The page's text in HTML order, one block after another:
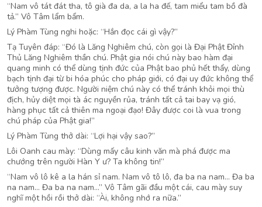
“Nam vô tát đát tha, tô già đa da, a la ha đế, tam miểu tam bồ đà
tả.” Vô Tâm lẩm bẩm.
Lý Phàm Tùng nghi hoặc: “Hắn đọc cái gì vậy?”
Tạ Tuyên đáp: “Đó là Lăng Nghiêm chú, còn gọi là Đại Phật Đỉnh
Thủ Lăng Nghiêm thần chú. Phật gia nói chú này bao hàm đại
quang minh có thể dùng tịnh đức của Phật bao phủ hết thẩy, dùng
bạch tịnh đại từ bi hóa phúc cho pháp giới, có đại uy đức không thể
tưởng tượng được. Người niệm chú này có thể tránh khỏi mọi thù
địch, hủy diệt mọi tà ác nguyền rủa, tránh tất cả tai bay vạ gió,
hàng phục tất cả thiên ma ngoại đạo! Đây được coi là vua trong
chú pháp của Phật gia!”
Lý Phàm Tùng thở dài: “Lợi hại vậy sao?”
Lôi Oanh cau mày: “Dùng mấy câu kinh văn mà phá được ma
chướng trên người Hàn Y ư? Ta không tin!”
“Nam vô lô kê a la hán sỉ nam. Nam vô tô lô, đa ba na nam… Đa ba
na nam… Đa ba na nam…” Vô Tâm gãi đầu một cái, cau mày suy
nghĩ một hồi rồi thở dài: “Ài, không nhớ ra nữa.”